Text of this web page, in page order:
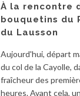
À la rencontre
bouquetins du
du Lausson
Aujourd'hui, départ
du col de la Cayolle,
fraîcheur des
heures. Avant cela,